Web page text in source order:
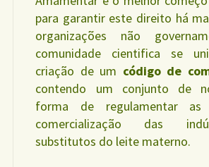
para garantir este direito há
organizações não
comunidade cientifica se
criação de um código de
contendo um conjunto de
forma de regulamentar
comercialização das
substitutos do leite materno.